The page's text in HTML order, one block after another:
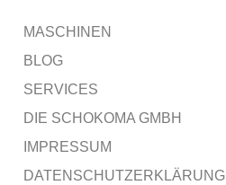
MASCHINEN
BLOG
SERVICES
DIE SCHOKOMA GMBH
IMPRESSUM
DATENSCHUTZERKLÄRUNG